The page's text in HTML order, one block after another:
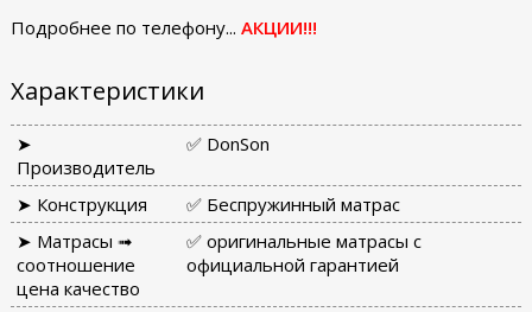
Подробнее по телефону... АКЦИИ!!!
Характеристики
➤
Производитель
✅ DonSon
➤ Конструкция
✅ Беспружинный матрас
➤ Матрасы ➟
соотношение
цена качество
✅ оригинальные матрасы с
официальной гарантией